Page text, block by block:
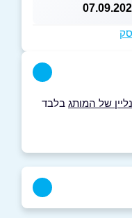
של המותג בלבד